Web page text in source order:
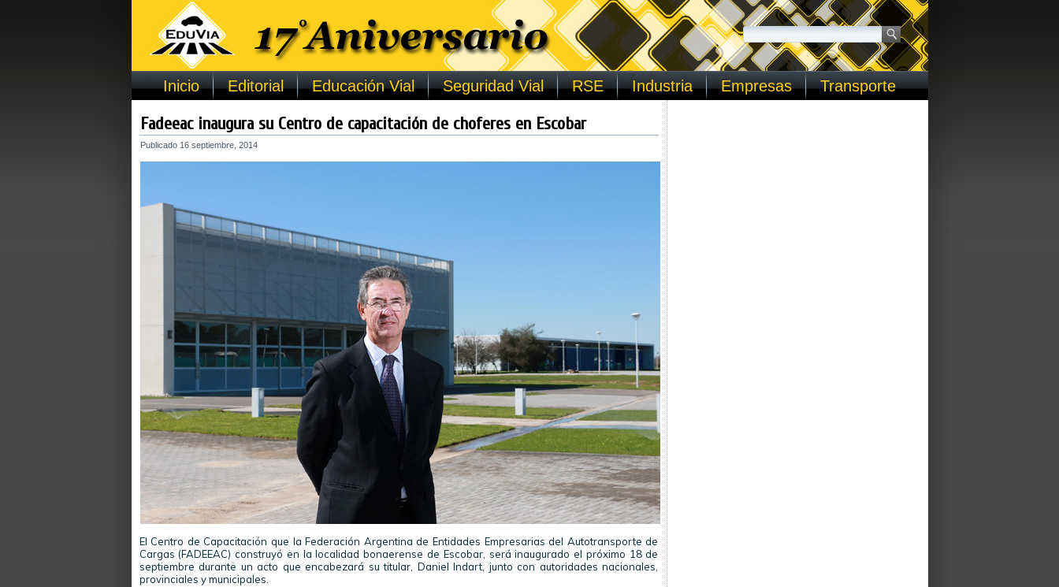
Inicio Editorial Educación Vial Seguridad Vial RSE Industria Empresas Transporte
Fadeeac inaugura su Centro de capacitación de choferes en Escobar
Publicado 16 septiembre, 2014
El Centro de Capacitación que la Federación Argentina de Entidades Empresarias del Autotransporte de
Cargas (FADEEAC) construyó en la localidad bonaerense de Escobar, será inaugurado el próximo 18 de
septiembre durante un acto que encabezará su titular, Daniel Indart, junto con autoridades nacionales,
provinciales y municipales.